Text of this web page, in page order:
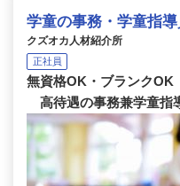
学童の事務・学童指導
クズオカ人材紹介所
正社員
無資格OK・ブランクOK
高待遇の事務兼学童指